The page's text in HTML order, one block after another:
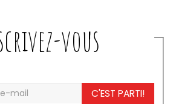
vous
C'EST PARTI!